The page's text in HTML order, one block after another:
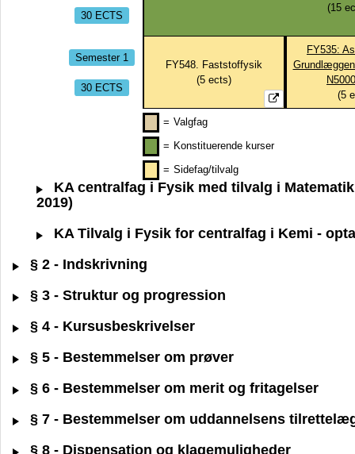
30 ECTS
(15
Semester 1
30 ECTS
FY548. Faststoffysik
(5 ects)
FY535:
(5
= Valgfag
= Konstituerende kurser
= Sidefag/tilvalg
KA centralfag i Fysik med tilvalg i
2019)
KA Tilvalg i Fysik for centralfag i Kemi -
§ 2 - Indskrivning
§ 3 - Struktur og progression
§ 4 - Kursusbeskrivelser
§ 5 - Bestemmelser om prøver
§ 6 - Bestemmelser om merit og fritagelser
§ 7 - Bestemmelser om uddannelsens
§ 8 - Dispensation og klagemuligheder